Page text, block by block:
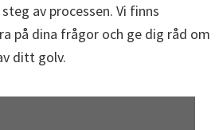
av processen. Vi finns
på dina frågor och ge dig råd om
ditt golv.